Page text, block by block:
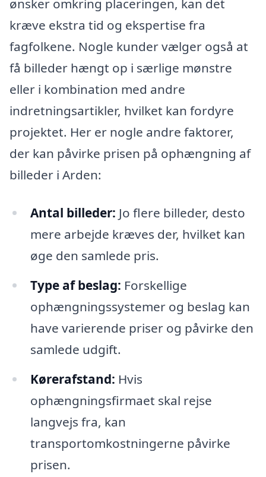
ønsker omkring placeringen, kan det
kræve ekstra tid og ekspertise fra
fagfolkene. Nogle kunder vælger også at
få billeder hængt op i særlige mønstre
eller i kombination med andre
indretningsartikler, hvilket kan fordyre
projektet. Her er nogle andre faktorer,
der kan påvirke prisen på ophængning af
billeder i Arden:
Antal billeder: Jo flere billeder, desto
mere arbejde kræves der, hvilket kan
øge den samlede pris.
Type af beslag: Forskellige
ophængningssystemer og beslag kan
have varierende priser og påvirke den
samlede udgift.
Kørerafstand: Hvis
ophængningsfirmaet skal rejse
langvejs fra, kan
transportomkostningerne påvirke
prisen.